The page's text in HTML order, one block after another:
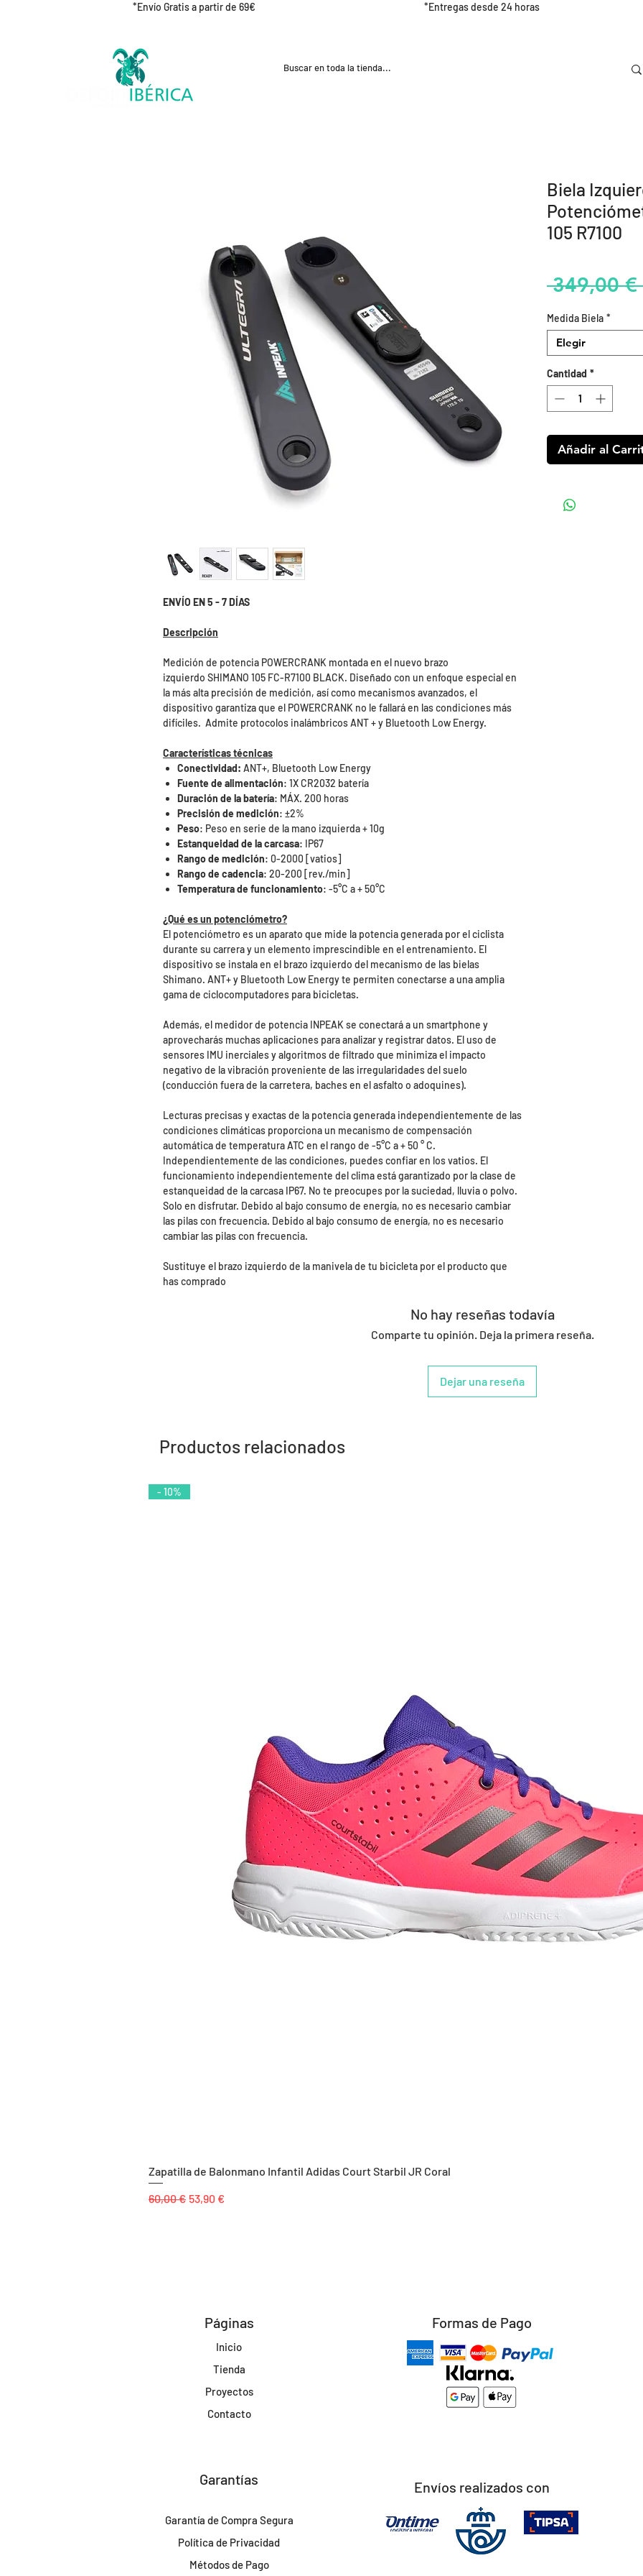
*Envío Gratis a partir de 69€ *Entregas desde 24 horas
ENVÍO EN 5 - 7 DÍAS
Descripción
Medición de potencia POWERCRANK montada en el nuevo brazo
izquierdo SHIMANO 105 FC-R7100 BLACK. Diseñado con un enfoque especial en
la más alta precisión de medición, así como mecanismos avanzados, el
dispositivo garantiza que el POWERCRANK no le fallará en las condiciones más
difíciles. Admite protocolos inalámbricos ANT + y Bluetooth Low Energy.
Características técnicas
Conectividad: ANT+, Bluetooth Low Energy
Fuente de alimentación: 1X CR2032 batería
Duración de la batería: MÁX. 200 horas
Precisión de medición: ±2%
Peso: Peso en serie de la mano izquierda + 10g
Estanqueidad de la carcasa: IP67
Rango de medición: 0-2000 [vatios]
Rango de cadencia: 20-200 [rev./min]
Temperatura de funcionamiento: -5°C a + 50°C
¿Qué es un potenciómetro?
El potenciómetro es un aparato que mide la potencia generada por el ciclista
durante su carrera y un elemento imprescindible en el entrenamiento. El
dispositivo se instala en el brazo izquierdo del mecanismo de las bielas
Shimano. ANT+ y Bluetooth Low Energy te permiten conectarse a una amplia
gama de ciclocomputadores para bicicletas.
Además, el medidor de potencia INPEAK se conectará a un smartphone y
aprovecharás muchas aplicaciones para analizar y registrar datos. El uso de
sensores IMU inerciales y algoritmos de filtrado que minimiza el impacto
negativo de la vibración proveniente de las irregularidades del suelo
(conducción fuera de la carretera, baches en el asfalto o adoquines).
Lecturas precisas y exactas de la potencia generada independientemente de las
condiciones climáticas proporciona un mecanismo de compensación
automática de temperatura ATC en el rango de -5°C a + 50 ° C.
Independientemente de las condiciones, puedes confiar en los vatios. El
funcionamiento independientemente del clima está garantizado por la clase de
estanqueidad de la carcasa IP67. No te preocupes por la suciedad, lluvia o polvo.
Solo en disfrutar. Debido al bajo consumo de energía, no es necesario cambiar
las pilas con frecuencia. Debido al bajo consumo de energía, no es necesario
cambiar las pilas con frecuencia.
Sustituye el brazo izquierdo de la manivela de tu bicicleta por el producto que
has comprado
Biela
105 R7100
349,00 €
Medida Biela *
Elegir
Cantidad *
Añadir al
No hay reseñas todavía
Comparte tu opinión. Deja la primera reseña.
Dejar una reseña
Productos relacionados
- 10%
Zapatilla de Balonmano Infantil Adidas Court Starbil JR Coral
Precio
60,00 € Precio de oferta
53,90 €
Páginas
Inicio
Tienda
Proyectos
Contacto
Garantías
Garantía de Compra Segura
Política de Privacidad
Métodos de Pago
Formas de Pago
Envíos realizados con